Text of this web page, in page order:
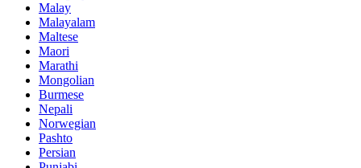
Malay
Malayalam
Maltese
Maori
Marathi
Mongolian
Burmese
Nepali
Norwegian
Pashto
Persian